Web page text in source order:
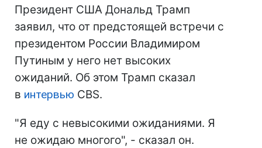
Президент США Дональд Трамп
заявил, что от предстоящей встречи с
президентом России Владимиром
Путиным у него нет высоких
ожиданий. Об этом Трамп сказал
в интервью CBS.
"Я еду с невысокими ожиданиями. Я
не ожидаю многого", - сказал он.